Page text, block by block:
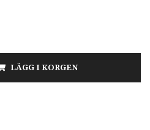
LÄGG I KORGEN